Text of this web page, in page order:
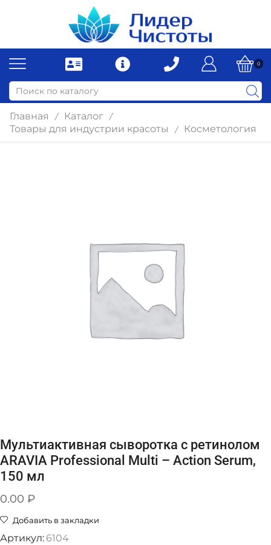
0
Главная / Каталог /
Товары для индустрии красоты / Косметология
Мультиактивная сыворотка с ретинолом
ARAVIA Professional Multi – Action Serum,
150 мл
0.00 ₽
Добавить в закладки
Артикул: 6104